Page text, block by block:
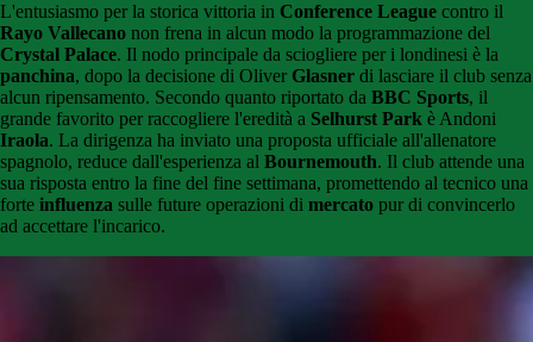
L'entusiasmo per la storica vittoria in Conference League contro il
Rayo Vallecano non frena in alcun modo la programmazione del
Crystal Palace. Il nodo principale da sciogliere per i londinesi è la
panchina, dopo la decisione di Oliver Glasner di lasciare il club senza
alcun ripensamento. Secondo quanto riportato da BBC Sports, il
grande favorito per raccogliere l'eredità a Selhurst Park è Andoni
Iraola. La dirigenza ha inviato una proposta ufficiale all'allenatore
spagnolo, reduce dall'esperienza al Bournemouth. Il club attende una
sua risposta entro la fine del fine settimana, promettendo al tecnico una
forte influenza sulle future operazioni di mercato pur di convincerlo
ad accettare l'incarico.